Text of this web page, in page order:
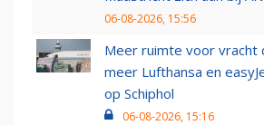
06-08-2026, 15:56
Meer ruimte voor vracht
meer Lufthansa en
op Schiphol
06-08-2026, 15:16